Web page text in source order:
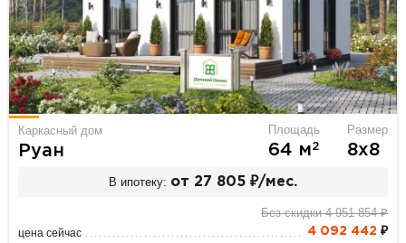
Каркасный дом
Руан
Площадь
64 м2
Размер
8х8
В ипотеку: от 27 805 ₽/мес.
Без скидки 4 951 854 ₽
цена сейчас 4 092 442₽